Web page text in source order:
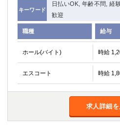
キーワード
日払いOK, 年齢不問, 経
歓迎
職種 給与
ホール(バイト) 時給
エスコート 時給
求人詳細を